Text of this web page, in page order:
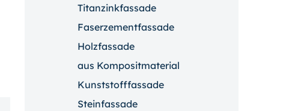
Titanzinkfassade
Faserzementfassade
Holzfassade
aus Kompositmaterial
Kunststofffassade
Steinfassade